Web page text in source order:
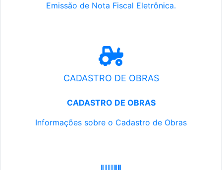
Emissão de Nota Fiscal Eletrônica.
CADASTRO DE OBRAS
CADASTRO DE OBRAS
Informações sobre o Cadastro de Obras